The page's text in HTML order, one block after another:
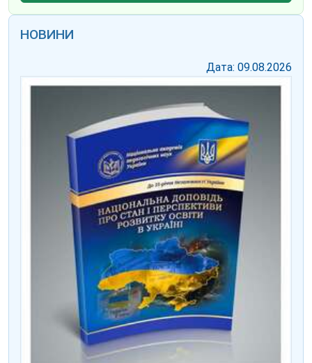
НОВИНИ
Дата: 09.08.2026